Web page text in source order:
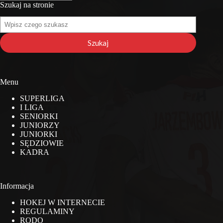
Szukaj na stronie
Szukaj
na
stronie
Szukaj
Menu
SUPERLIGA
I LIGA
SENIORKI
JUNIORZY
JUNIORKI
SĘDZIOWIE
KADRA
Informacja
HOKEJ W INTERNECIE
REGULAMINY
RODO